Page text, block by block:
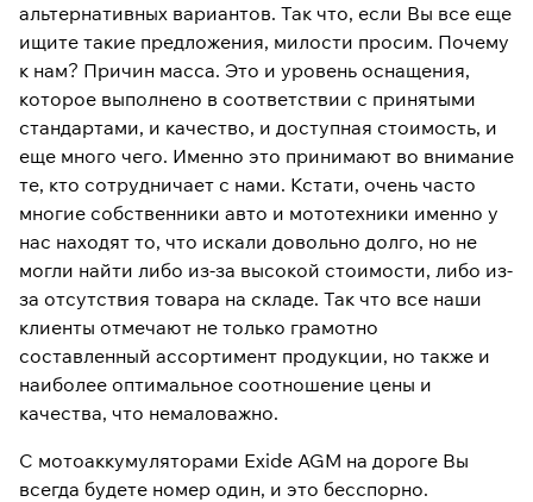
альтернативных вариантов. Так что, если Вы все еще
ищите такие предложения, милости просим. Почему
к нам? Причин масса. Это и уровень оснащения,
которое выполнено в соответствии с принятыми
стандартами, и качество, и доступная стоимость, и
еще много чего. Именно это принимают во внимание
те, кто сотрудничает с нами. Кстати, очень часто
многие собственники авто и мототехники именно у
нас находят то, что искали довольно долго, но не
могли найти либо из-за высокой стоимости, либо из-
за отсутствия товара на складе. Так что все наши
клиенты отмечают не только грамотно
составленный ассортимент продукции, но также и
наиболее оптимальное соотношение цены и
качества, что немаловажно.
С мотоаккумуляторами Exide AGM на дороге Вы
всегда будете номер один, и это бесспорно.